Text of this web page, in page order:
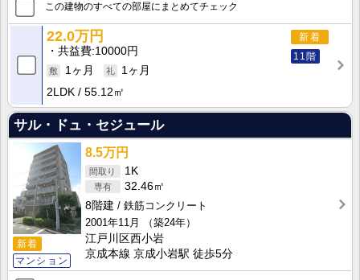
この建物のすべての部屋にまとめてチェック
新着
11階
22.0万円
共益費 10000円
1ヶ月
1ヶ月
2LDK
55.12㎡
サル・ドュ・セジュール
新着
マンション
8.5万円
1K
32.46㎡
8階建
鉄筋コンクリート
2001年11月
（築24年）
江戸川区西小岩
京成本線 京成小岩駅 徒歩5分